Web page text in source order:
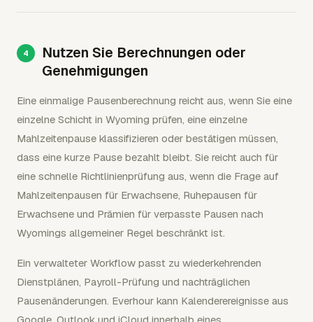
Nutzen Sie Berechnungen oder
Genehmigungen
Eine einmalige Pausenberechnung reicht aus, wenn Sie eine
einzelne Schicht in Wyoming prüfen, eine einzelne
Mahlzeitenpause klassifizieren oder bestätigen müssen,
dass eine kurze Pause bezahlt bleibt. Sie reicht auch für
eine schnelle Richtlinienprüfung aus, wenn die Frage auf
Mahlzeitenpausen für Erwachsene, Ruhepausen für
Erwachsene und Prämien für verpasste Pausen nach
Wyomings allgemeiner Regel beschränkt ist.
Ein verwalteter Workflow passt zu wiederkehrenden
Dienstplänen, Payroll-Prüfung und nachträglichen
Pausenänderungen. Everhour kann Kalenderereignisse aus
Google, Outlook und iCloud innerhalb eines